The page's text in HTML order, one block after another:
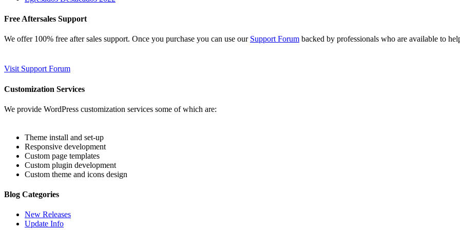
Free Aftersales Support
We offer 100% free after sales support. Once you purchase you can use our Support Forum backed by professionals who are available to
Visit Support Forum
Customization Services
We provide WordPress customization services some of which are:
Theme install and set-up
Responsive development
Custom page templates
Custom plugin development
Custom theme and icons design
Blog Categories
New Releases
Update Info